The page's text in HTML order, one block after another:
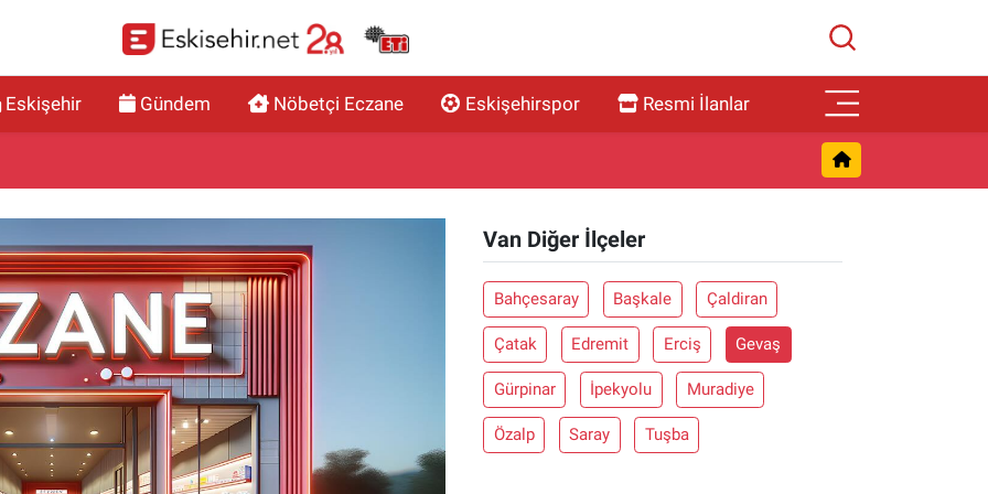
Eskişehir Gündem Nöbetçi Eczane Eskişehirspor Resmi İlanlar
Van Diğer İlçeler
Bahçesaray Başkale Çaldiran
Çatak Edremit Erciş Gevaş
Gürpinar İpekyolu Muradiye
Özalp Saray Tuşba